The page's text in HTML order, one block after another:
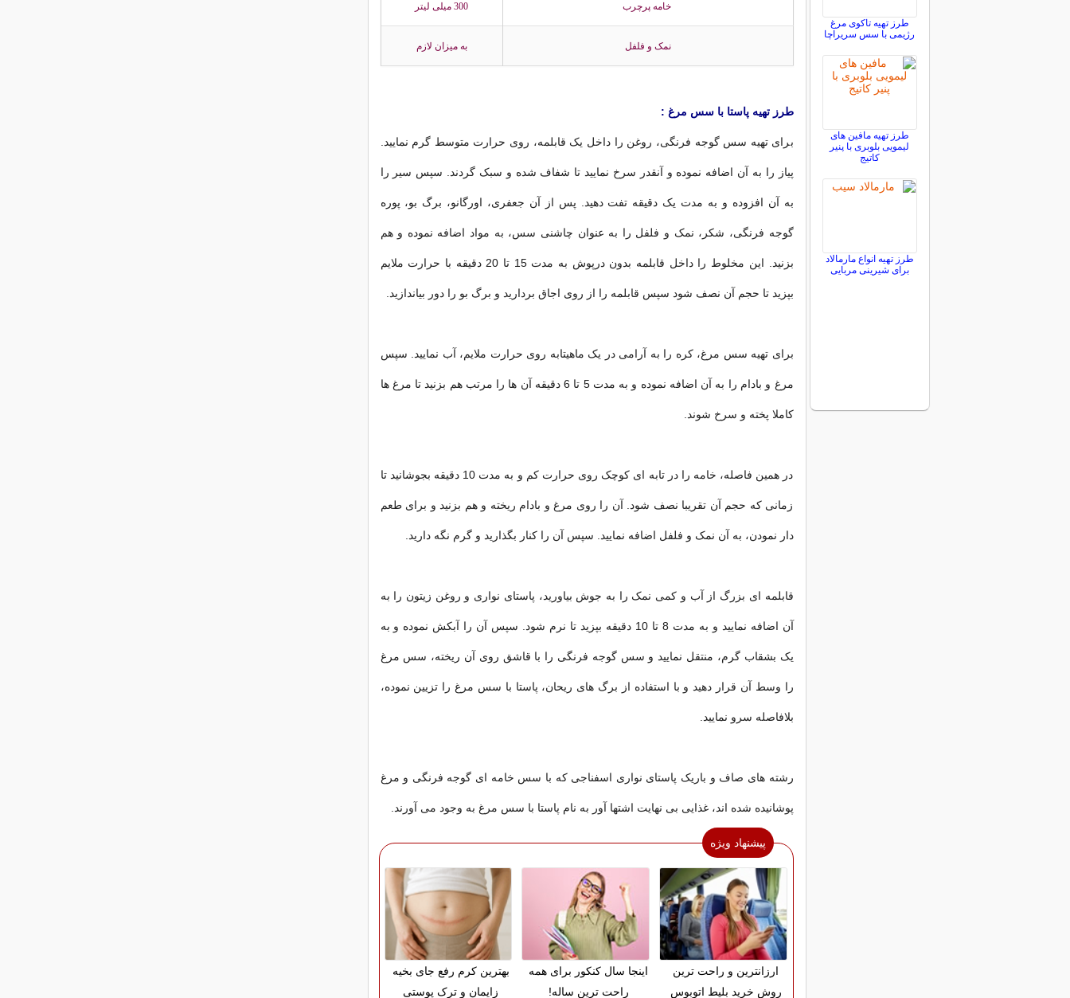
خامه پرچرب 300 میلی لیتر
نمک و فلفل به میزان لازم
طرز تهیه پاستا با سس مرغ :
برای تهیه سس گوجه فرنگی، روغن را داخل یک قابلمه، روی حرارت متوسط گرم نمایید.
پیاز را به آن اضافه نموده و آنقدر سرخ نمایید تا شفاف شده و سبک گردند. سپس سیر را
به آن افزوده و به مدت یک دقیقه تفت دهید. پس از آن جعفری، اورگانو، برگ بو، پوره
گوجه فرنگی، شکر، نمک و فلفل را به عنوان چاشنی سس، به مواد اضافه نموده و هم
بزنید. این مخلوط را داخل قابلمه بدون درپوش به مدت 15 تا 20 دقیقه با حرارت ملایم
بپزید تا حجم آن نصف شود سپس قابلمه را از روی اجاق بردارید و برگ بو را دور بیاندازید.
برای تهیه سس مرغ، کره را به آرامی در یک ماهیتابه روی حرارت ملایم، آب نمایید. سپس
مرغ و بادام را به آن اضافه نموده و به مدت 5 تا 6 دقیقه آن ها را مرتب هم بزنید تا مرغ ها
کاملا پخته و سرخ شوند.
در همین فاصله، خامه را در تابه ای کوچک روی حرارت کم و به مدت 10 دقیقه بجوشانید تا
زمانی که حجم آن تقریبا نصف شود. آن را روی مرغ و بادام ریخته و هم بزنید و برای طعم
دار نمودن، به آن نمک و فلفل اضافه نمایید. سپس آن را کنار بگذارید و گرم نگه دارید.
قابلمه ای بزرگ از آب و کمی نمک را به جوش بیاورید، پاستای نواری و روغن زیتون را به
آن اضافه نمایید و به مدت 8 تا 10 دقیقه بپزید تا نرم شود. سپس آن را آبکش نموده و به
یک بشقاب گرم، منتقل نمایید و سس گوجه فرنگی را با قاشق روی آن ریخته، سس مرغ
را وسط آن قرار دهید و با استفاده از برگ های ریحان، پاستا با سس مرغ را تزیین نموده،
بلافاصله سرو نمایید.
رشته های صاف و باریک پاستای نواری اسفناجی که با سس خامه ای گوجه فرنگی و مرغ
پوشانیده شده اند، غذایی بی نهایت اشتها آور به نام پاستا با سس مرغ به وجود می آورند.
پیشنهاد ویژه
ارزانترین و راحت ترین
روش خرید بلیط اتوبوس
اینجا سال کنکور برای همه
راحت ترین ساله!
بهترین کرم رفع جای بخیه
زایمان و ترک پوستی
طرز تهیه تاکوی مرغ
رژیمی با سس سریراچا
طرز تهیه مافین های
لیمویی بلوبری با پنیر
کاتیج
طرز تهیه انواع مارمالاد
برای شیرینی مربایی